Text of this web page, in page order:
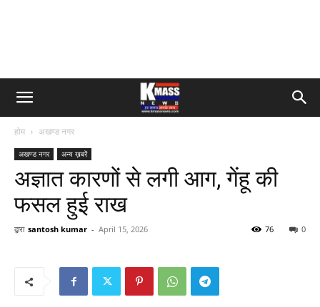
होम अखण्ड नगर
अखण्ड नगर अन्य ख़बरें
अज्ञात कारणों से लगी आग, गेंहू की
फसल हुई राख
द्वारा santosh kumar - April 15, 2026 0
76